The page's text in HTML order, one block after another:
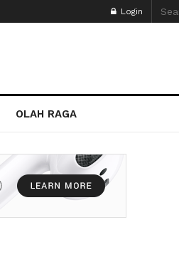
Login
OLAH RAGA